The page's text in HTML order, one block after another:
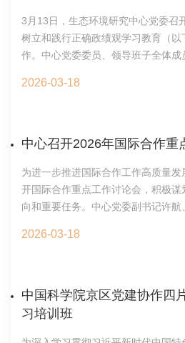
报告中反映出的相关问题，以及研
求。研究生党总支副书记闵可领学了
会议精神，并组织学习宗教基础知识
学生思想动态相关工作安排。研究生
作的实施推进作详细介绍和计划安排
范、理论学习形式创新、与教职工
行了深入探讨。张秀丽结合相关问
最后，许航结合研究生工作实际提
造福的宗旨意识，充分发挥党支部的
德，自觉抵制学术不端行为，确保
科研环境；三是树立崇高理想信念，
3月13日，生态环境研究中心党委召
树立和践行正确政绩观学习教育（
作。中心党委委员、领导班子全体成
党中央关于在全党开展学习教育的有
《习近平关于树立和践行正确政绩观
精神，习近平总书记关于科技创新
的重要指示批示精神等，进一步强
念。会议强调，中心全体党员特别
把树立和践行正确政绩观体现在抢
际成效上，切实以推动中心科技创新
2026-03-18
中心召开2026年国际合作重
为进一步推进国际合作工作高质量
开国际合作重点工作讨论会，积极
向和重要任务。中心党委副书记许
作处处长刘娟主持。会上，胡承志首
刘娟汇报了中心国际合作整体情况及
会代表聚焦“网络建设、平台支撑、
2026-03-18
中国科学院京区党建协作四
习培训班